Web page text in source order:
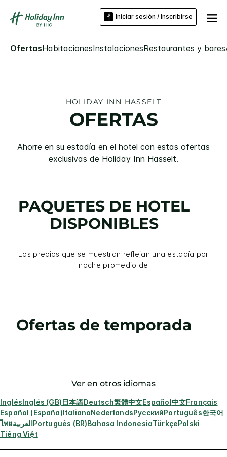
Iniciar sesión / Inscribirse
OfertasHabitacionesInstalacionesRestaurantes y bares
HOLIDAY INN HASSELT
OFERTAS
Ahorre en su estadía en el hotel con estas ofertas
exclusivas de Holiday Inn Hasselt.
PAQUETES DE HOTEL
DISPONIBLES
Los precios que se muestran reflejan una estadía por
noche promedio de
Ofertas de temporada
Ver en otros idiomas
InglésInglés (GB)日本語Deutsch繁體中文Español中文Français
Español (España)ItalianoNederlandsРусскийPortuguês한국어
ไทยالعربيةPortuguês (BR)Bahasa IndonesiaTürkçePolski
Tiếng Việt